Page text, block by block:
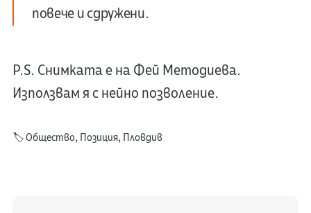
повече и сдружени.
P.S. Снимката е на Фей Методиева.
Използвам я с нейно позволение.
🏷️Общество, Позиция, Пловдив